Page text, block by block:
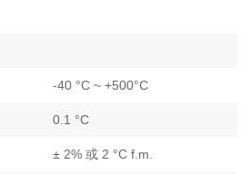
-40 °C ~ +500°C
0.1 °C
± 2% 或 2 °C f.m.